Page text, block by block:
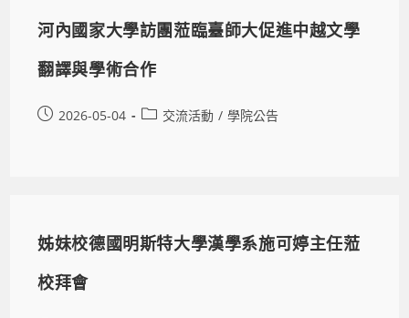
河內國家大學訪團蒞臨臺師大促進中越文學
翻譯與學術合作
2026-05-04 交流活動 / 學院公告
姊妹校德國明斯特大學漢學系施可婷主任蒞
校拜會